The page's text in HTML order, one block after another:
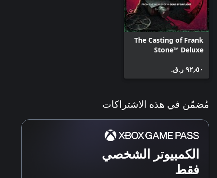
The Casting of Frank
Stone™ Deluxe
٩٢٫٥٠ ر.ق.‏
مُضمّن في هذه الاشتراكات
الكمبيوتر الشخصي
فقط